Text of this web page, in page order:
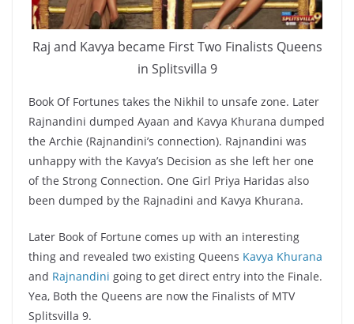
Raj and Kavya became First Two Finalists Queens
in Splitsvilla 9
Book Of Fortunes takes the Nikhil to unsafe zone. Later
Rajnandini dumped Ayaan and Kavya Khurana dumped
the Archie (Rajnandini’s connection). Rajnandini was
unhappy with the Kavya’s Decision as she left her one
of the Strong Connection. One Girl Priya Haridas also
been dumped by the Rajnadini and Kavya Khurana.
Later Book of Fortune comes up with an interesting
thing and revealed two existing Queens Kavya Khurana
and Rajnandini going to get direct entry into the Finale.
Yea, Both the Queens are now the Finalists of MTV
Splitsvilla 9.